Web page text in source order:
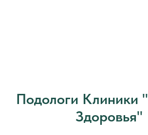
Подологи Клиники
Здоровья"